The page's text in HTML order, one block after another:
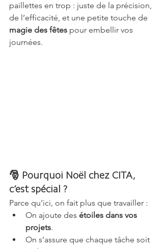
paillettes en trop : juste de la précision,
de l’efficacité, et une petite touche de
magie des fêtes pour embellir vos
journées.
🎅 Pourquoi Noël chez CITA,
c’est spécial ?
Parce qu’ici, on fait plus que travailler :
On ajoute des étoiles dans vos
projets.
On s’assure que chaque tâche soit